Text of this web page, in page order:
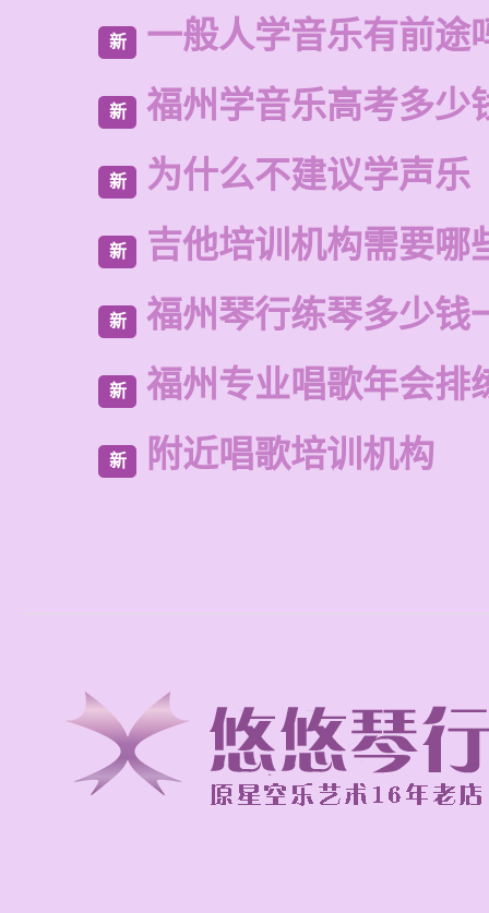
新 一般人学音乐有前途
新 福州学音乐高考多少
新 为什么不建议学声乐
新 吉他培训机构需要哪
新 福州琴行练琴多少钱
新 福州专业唱歌年会排
新 附近唱歌培训机构